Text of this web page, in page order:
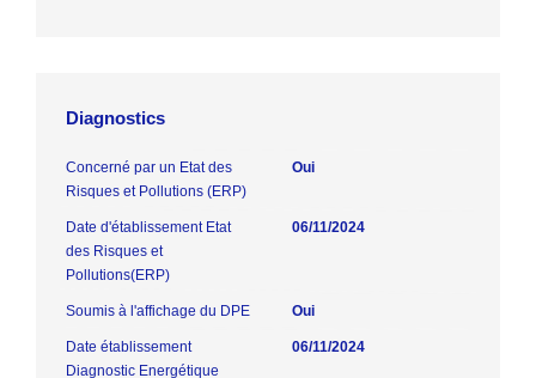
Diagnostics
Concerné par un Etat des
Risques et Pollutions (ERP)
Oui
Date d'établissement Etat
des Risques et
Pollutions(ERP)
06/11/2024
Soumis à l'affichage du DPE Oui
Date établissement
Diagnostic Energétique
06/11/2024